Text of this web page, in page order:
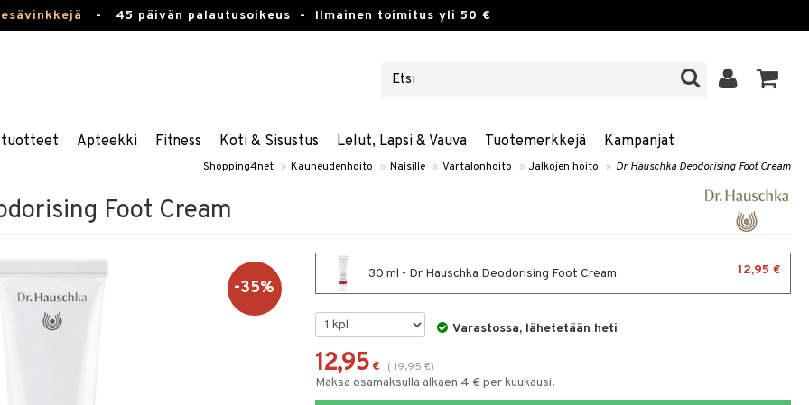
- 45 päivän palautusoikeus - Ilmainen toimitus yli 50 €
Apteekki Fitness Koti & Sisustus Lelut, Lapsi & Vauva Tuotemerkkejä Kampanjat
Shopping4net » Kauneudenhoito » Naisille » Vartalonhoito » Jalkojen hoito » Dr Hauschka Deodorising Foot Cream
Foot Cream
-35%
30 ml - Dr Hauschka Deodorising Foot Cream 12,95 €
Varastossa, lähetetään heti
12,95 € ( 19,95 €)
Maksa osamaksulla alkaen 4 € per kuukausi.